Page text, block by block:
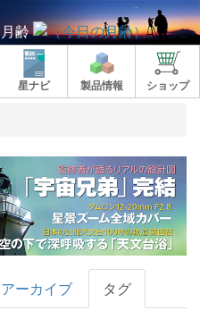
月齢
星ナビ 製品情報 ショップ
アーカイブ タグ